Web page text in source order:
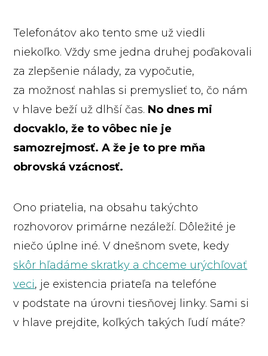
Telefonátov ako tento sme už viedli
niekoľko. Vždy sme jedna druhej poďakovali
za zlepšenie nálady, za vypočutie,
za možnosť nahlas si premyslieť to, čo nám
v hlave beží už dlhší čas. No dnes mi
docvaklo, že to vôbec nie je
samozrejmosť.A že je to pre mňa
obrovská vzácnosť.
Ono priatelia, na obsahu takýchto
rozhovorov primárne nezáleží. Dôležité je
niečo úplne iné. V dnešnom svete, kedy
skôr hľadáme skratky a chceme urýchľovať
veci, je existencia priateľa na telefóne
v podstate na úrovni tiesňovej linky. Sami si
v hlave prejdite, koľkých takých ľudí máte?